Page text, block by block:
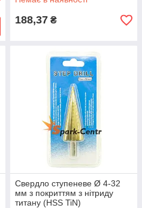
188,37 ₴
Свердло ступеневе Ø 4-32
мм з покриттям з нітриду
титану (HSS TiN)